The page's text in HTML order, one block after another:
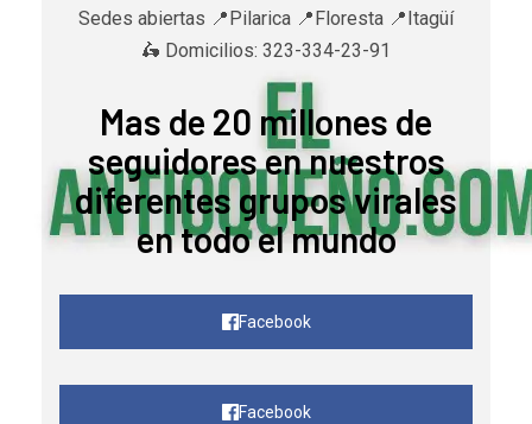
Sedes abiertas 📍Pilarica 📍Floresta 📍Itagüí
🛵 Domicilios: 323-334-23-91
Mas de 20 millones de
seguidores en nuestros
diferentes grupos virales
en todo el mundo
Facebook
Facebook